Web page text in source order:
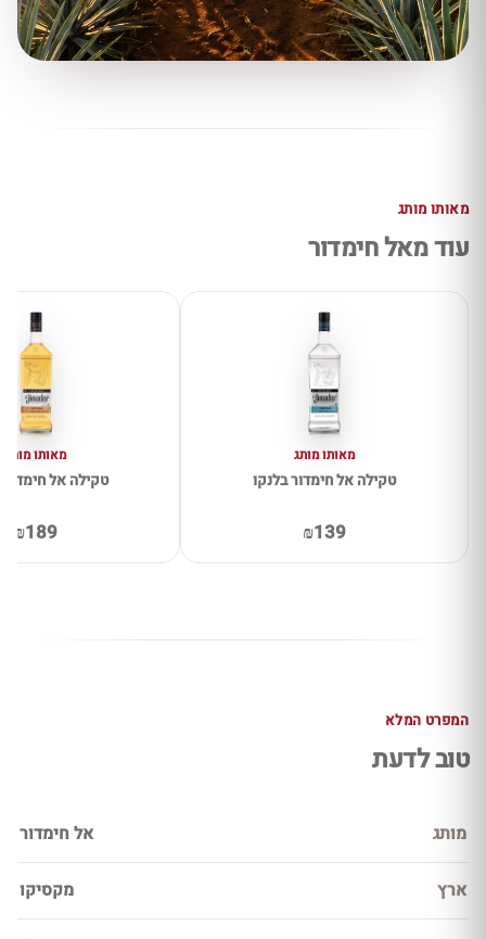
מאותו מותג
עוד מאל חימדור
מאותו מותג
טקילה אל חימדור בלנקו
₪139
מאותו מותג
טקילה אל חימדור
₪189
המפרט המלא
טוב לדעת
מותג אל חימדור
ארץ מקסיקו